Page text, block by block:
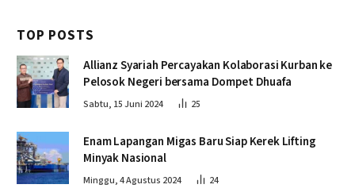
TOP POSTS
Allianz Syariah Percayakan Kolaborasi Kurban ke
Pelosok Negeri bersama Dompet Dhuafa
Sabtu, 15 Juni 2024 25
Enam Lapangan Migas Baru Siap Kerek Lifting
Minyak Nasional
Minggu, 4 Agustus 2024 24